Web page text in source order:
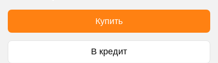
Купить
В кредит